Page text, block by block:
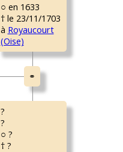
○ en 1633
† le 23/11/1703
à Royaucourt
(Oise)
?
?
○ ?
† ?